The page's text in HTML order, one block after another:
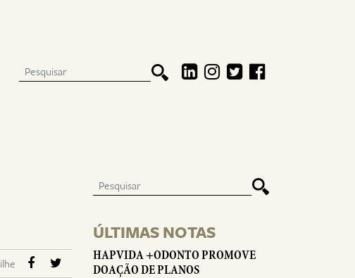
ÚLTIMAS NOTAS
HAPVIDA +ODONTO PROMOVE
DOAÇÃO DE PLANOS